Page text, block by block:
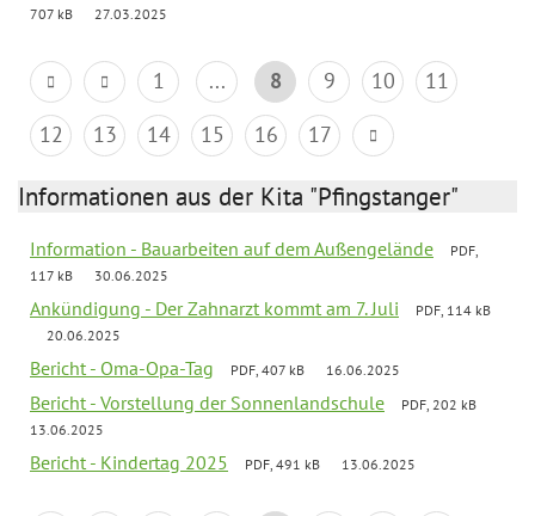
707 kB
27.03.2025
1 ... 8 9 10
11
12
13 14 15 16 17
Informationen aus der Kita "Pfingstanger"
Information - Bauarbeiten auf dem Außengelände
PDF,
117 kB
30.06.2025
Ankündigung - Der Zahnarzt kommt am 7. Juli
PDF, 114 kB
20.06.2025
Bericht - Oma-Opa-Tag PDF, 407 kB 16.06.2025
Bericht - Vorstellung der Sonnenlandschule
PDF, 202 kB
13.06.2025
Bericht - Kindertag 2025 PDF, 491 kB 13.06.2025